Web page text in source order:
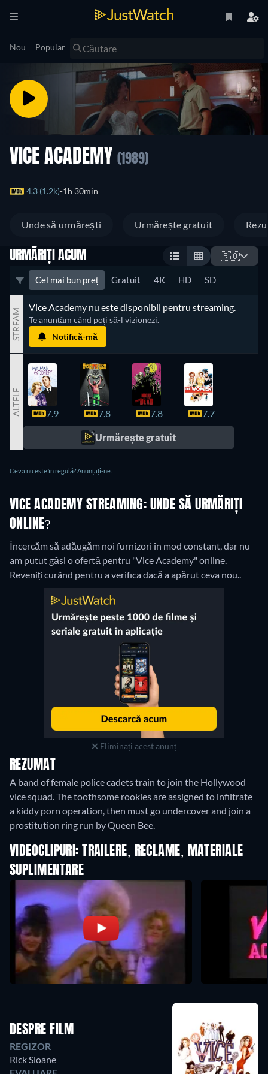
Nou Popular
VICE ACADEMY (1989)
4.3 (1.2k) 1h 30min
Unde să urmărești Urmărește gratuit
URMĂRIȚI ACUM 🇷🇴
Cel mai bun preț Gratuit 4K HD SD
STREAM Vice Academy nu este disponibil pentru streaming.
Te anunțăm când poți să-l vizionezi.
Notifică-mă
ALTELE 7.9 7.8 7.8 7.7
Urmărește gratuit
Ceva nu este în regulă? Anunțați-ne.
VICE ACADEMY STREAMING: UNDE SĂ URMĂRIȚI
ONLINE?
Încercăm să adăugăm noi furnizori în mod constant, dar nu
am putut găsi o ofertă pentru "Vice Academy" online.
Reveniți curând pentru a verifica dacă a apărut ceva nou..
Eliminați acest anunț
REZUMAT
A band of female police cadets train to join the Hollywood
vice squad. The toothsome rookies are assigned to infiltrate
a kiddy porn operation, then must go undercover and join a
prostitution ring run by Queen Bee.
VIDEOCLIPURI: TRAILERE, RECLAME, MATERIALE
SUPLIMENTARE
DESPRE FILM
REGIZOR
Rick Sloane